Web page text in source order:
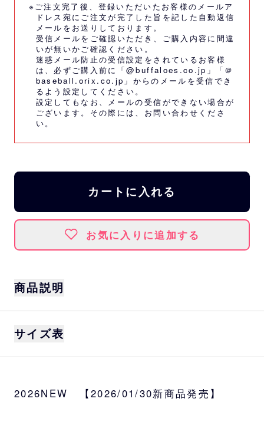
※ご注文完了後、登録いただいたお客様のメールア
ドレス宛にご注文が完了した旨を記した自動返信
メールをお送りしております。
受信メールをご確認いただき、ご購入内容に間違
いが無いかご確認ください。
迷惑メール防止の受信設定をされているお客様
は、必ずご購入前に「@buffaloes.co.jp」「＠
baseball.orix.co.jp」からのメールを受信でき
るよう設定してください。
設定してもなお、メールの受信ができない場合が
ございます。その際には、 お問い合わせくださ
い。
カートに入れる
お気に入りに追加する
商品説明
球団ロゴとメーカーロゴが並んだシンプルな
心地を提供します。
サイズ表
S 69.9 50.8 42.5 22.5
2026NEW 【2026/01/30新商品発売】